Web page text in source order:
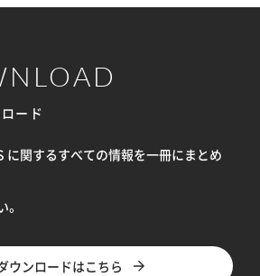
ード
に関するすべての情報を一冊にまとめ
ウンロードはこちら